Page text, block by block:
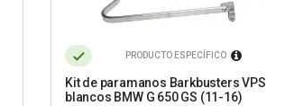
PRODUCTO ESPECÍFICO
Kit de paramanos Barkbusters VPS
blancos BMW G 650 GS (11-16)